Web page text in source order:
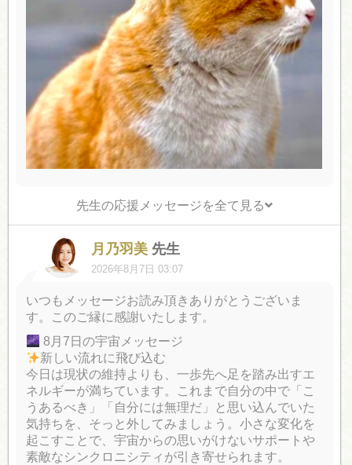
先生の応援メッセージを全て見る
月乃羽美 先生
2026年8月7日 03:07
いつもメッセージお読み頂きありがとうございま
す。このご縁に感謝いたします。
8月7日の宇宙メッセージ
新しい流れに飛び込む
今日は現状の維持よりも、一歩先へ足を踏み出すエ
ネルギーが満ちています。これまで自分の中で「こ
うあるべき」「自分には無理だ」と思い込んでいた
気持ちを、そっと外してみましょう。小さな変化を
起こすことで、宇宙からの思いがけないサポートや
素敵なシンクロニシティが引き寄せられます。